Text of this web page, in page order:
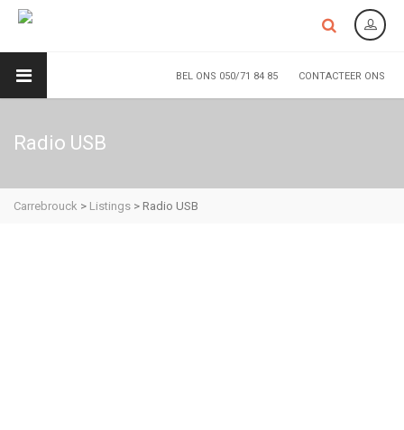
BEL ONS 050/71 84 85 CONTACTEER ONS
Radio USB
Carrebrouck > Listings > Radio USB